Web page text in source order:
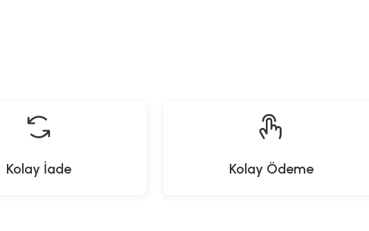
TL
Kolay İade Kolay Ödeme